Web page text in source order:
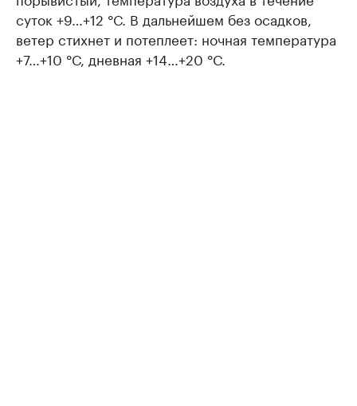
суток +9…+12 °С. В дальнейшем без осадков,
ветер стихнет и потеплеет: ночная температура
+7…+10 °С, дневная +14…+20 °С.